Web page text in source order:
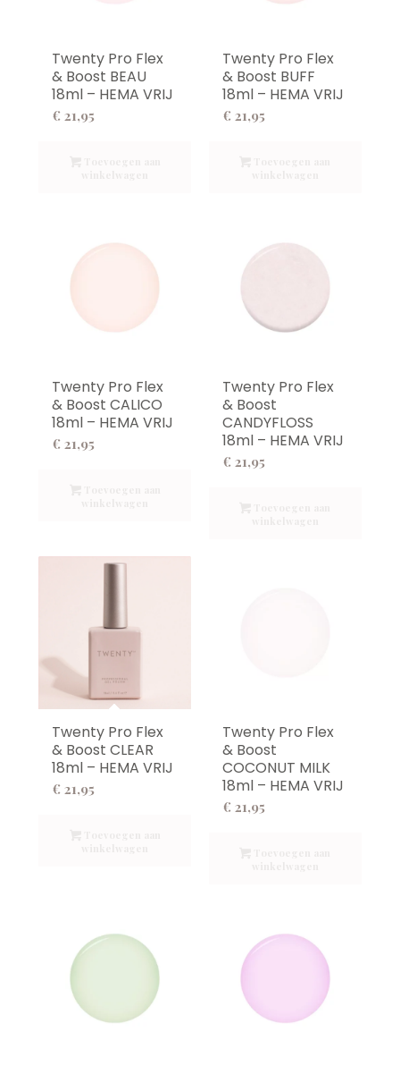
Twenty Pro Flex
& Boost BEAU
18ml – HEMA VRIJ
€ 21,95
Twenty Pro Flex
& Boost BUFF
18ml – HEMA VRIJ
€ 21,95
Twenty Pro Flex
& Boost CALICO
18ml – HEMA VRIJ
€ 21,95
Twenty Pro Flex
& Boost
CANDYFLOSS
18ml – HEMA VRIJ
€ 21,95
Twenty Pro Flex
& Boost CLEAR
18ml – HEMA VRIJ
€ 21,95
Twenty Pro Flex
& Boost
COCONUT MILK
18ml – HEMA VRIJ
€ 21,95